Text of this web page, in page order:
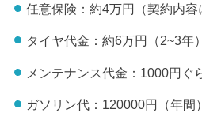
任意保険：約4万円（契約内容
タイヤ代金：約6万円（2~3年）
メンテナンス代金：1000円ぐ
ガソリン代：120000円（年間）